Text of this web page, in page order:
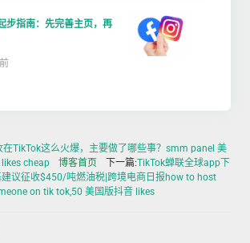
步指南：先完善主页，再
在TikTok这么火爆，主要做了哪些事？smm panel 美
cheap
博客首页 下一篇:TikTok蝉联全球app下
议征收$450/吨燃油税|跨境电商日报how to host
on tik tok,50 美国版抖音 likes